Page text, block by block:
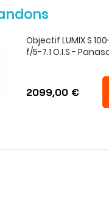
Objectif LUMIX S
f/5-7.1 O.I.S -
2099,00 €